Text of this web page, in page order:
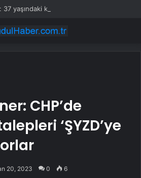
CHP’de
‘ŞYZD’ye
20, 2023 0 6